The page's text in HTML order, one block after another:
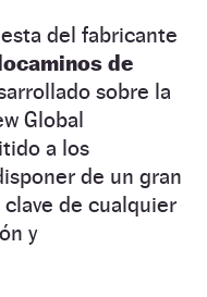
del fabricante
de
sobre la
Global
a los
de un gran
de cualquier
y